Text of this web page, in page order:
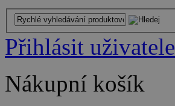
Přihlásit uživatele
Nákupní košík